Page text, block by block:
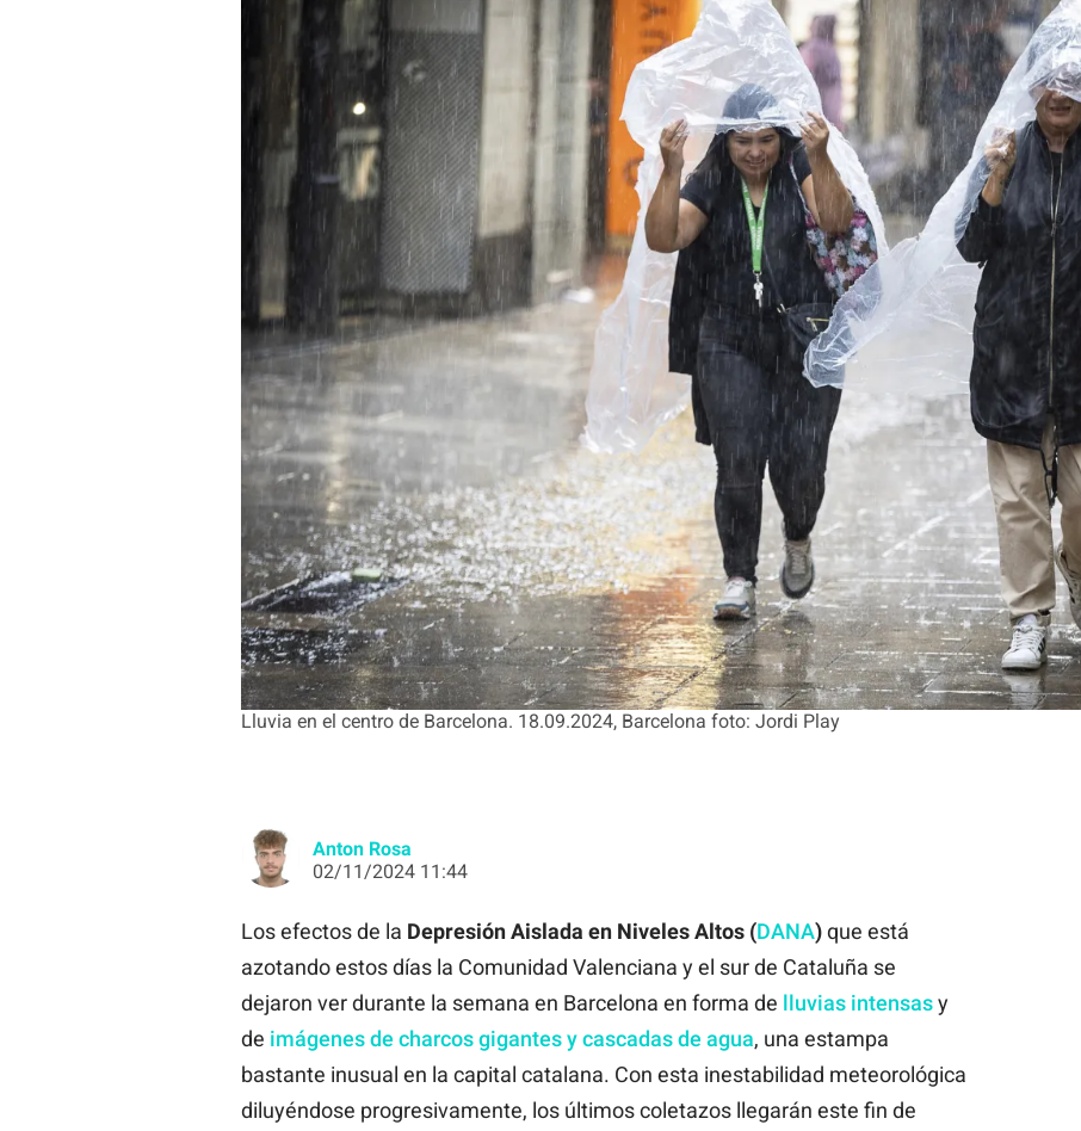
Lluvia en el centro de Barcelona. 18.09.2024, Barcelona foto: Jordi Play
Anton Rosa
02/11/2024 11:44
Los efectos de la Depresión Aislada en Niveles Altos (DANA)que está
azotando estos días la Comunidad Valenciana y el sur de Cataluña se
dejaron ver durante la semana en Barcelona en forma de lluvias intensasy
de imágenes de charcos gigantes y cascadas de agua, una estampa
bastante inusual en la capital catalana. Con esta inestabilidad meteorológica
diluyéndose progresivamente, los últimos coletazos llegarán este fin de